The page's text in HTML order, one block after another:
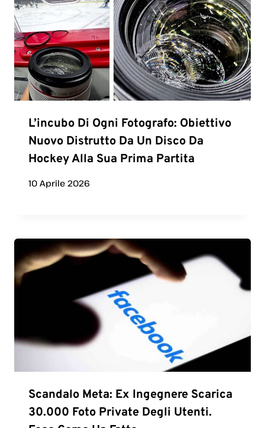
L’incubo Di Ogni Fotografo: Obiettivo
Nuovo Distrutto Da Un Disco Da
Hockey Alla Sua Prima Partita
10 Aprile 2026
Scandalo Meta: Ex Ingegnere Scarica
30.000 Foto Private Degli Utenti.